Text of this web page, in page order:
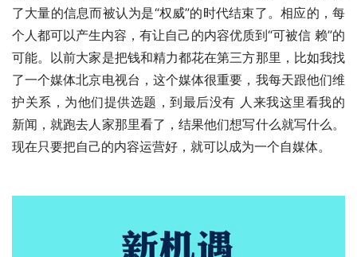
了大量的信息而被认为是“权威”的时代结束了。相应的，每
个人都可以产生内容，有让自己的内容优质到“可被信 赖”的
可能。以前大家是把钱和精力都花在第三方那里，比如我找
了一个媒体北京电视台，这个媒体很重要，我每天跟他们维
护关系，为他们提供选题，到最后没有 人来我这里看我的
新闻，就跑去人家那里看了，结果他们想写什么就写什么。
现在只要把自己的内容运营好，就可以成为一个自媒体。